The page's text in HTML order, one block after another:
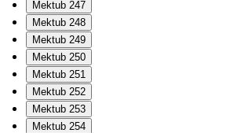
Mektub 247
Mektub 248
Mektub 249
Mektub 250
Mektub 251
Mektub 252
Mektub 253
Mektub 254